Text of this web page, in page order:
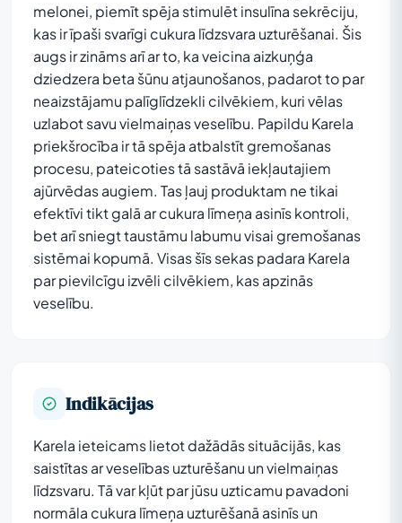
melonei, piemīt spēja stimulēt insulīna sekrēciju,
kas ir īpaši svarīgi cukura līdzsvara uzturēšanai. Šis
augs ir zināms arī ar to, ka veicina aizkuņģa
dziedzera beta šūnu atjaunošanos, padarot to par
neaizstājamu palīglīdzekli cilvēkiem, kuri vēlas
uzlabot savu vielmaiņas veselību. Papildu Karela
priekšrocība ir tā spēja atbalstīt gremošanas
procesu, pateicoties tā sastāvā iekļautajiem
ajūrvēdas augiem. Tas ļauj produktam ne tikai
efektīvi tikt galā ar cukura līmeņa asinīs kontroli,
bet arī sniegt taustāmu labumu visai gremošanas
sistēmai kopumā. Visas šīs sekas padara Karela
par pievilcīgu izvēli cilvēkiem, kas apzinās
veselību.
Indikācijas
Karela ieteicams lietot dažādās situācijās, kas
saistītas ar veselības uzturēšanu un vielmaiņas
līdzsvaru. Tā var kļūt par jūsu uzticamu pavadoni
normāla cukura līmeņa uzturēšanā asinīs un